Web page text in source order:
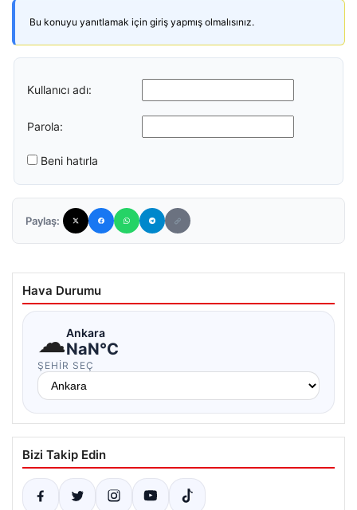
Bu konuyu yanıtlamak için giriş yapmış olmalısınız.
Kullanıcı adı:
Parola:
Beni hatırla
Paylaş:
Hava Durumu
☁Ankara
NaN°C
ŞEHIR SEÇ
Bizi Takip Edin